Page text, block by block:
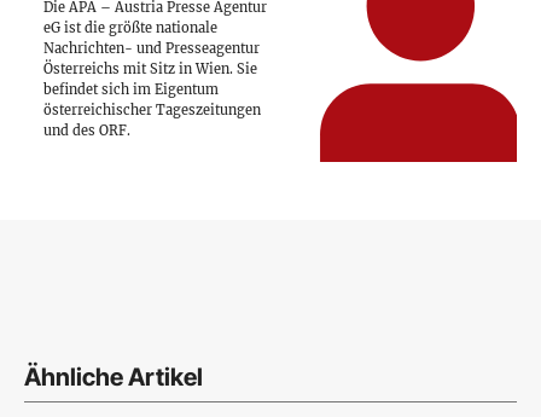
Die APA – Austria Presse Agentur
eG ist die größte nationale
Nachrichten- und Presseagentur
Österreichs mit Sitz in Wien. Sie
befindet sich im Eigentum
österreichischer Tageszeitungen
und des ORF.
Ähnliche Artikel